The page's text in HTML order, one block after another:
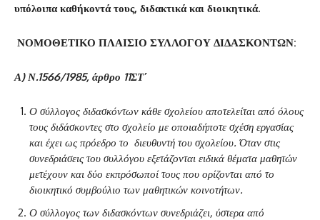
υπόλοιπα καθήκοντά τους, διδακτικά και διοικητικά.
ΝΟΜΟΘΕΤΙΚΟ ΠΛΑΙΣΙΟ ΣΥΛΛΟΓΟΥ ΔΙΔΑΣΚΟΝΤΩΝ:
Α) Ν.1566/1985, άρθρο 11ΣΤ΄
Ο σύλλογος διδασκόντων κάθε σχολείου αποτελείται από όλους
τους διδάσκοντες στο σχολείο με οποιαδήποτε σχέση εργασίας
και έχει ως πρόεδρο το διευθυντή του σχολείου. Όταν στις
συνεδριάσεις του συλλόγου εξετάζονται ειδικά θέματα μαθητών
μετέχουν και δύο εκπρόσωποί τους που ορίζονται από το
διοικητικό συμβούλιο των μαθητικών κοινοτήτων.
Ο σύλλογος των διδασκόντων συνεδριάζει, ύστερα από